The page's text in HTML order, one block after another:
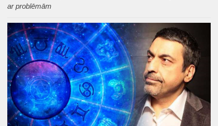
ar problēmām